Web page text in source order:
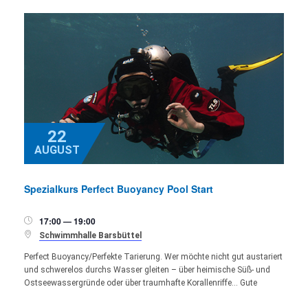
22
AUGUST
Spezialkurs Perfect Buoyancy Pool Start
 17:00 — 19:00
 Schwimmhalle Barsbüttel
Perfect Buoyancy/Perfekte Tarierung. Wer möchte nicht gut austariert
und schwerelos durchs Wasser gleiten – über heimische Süß- und
Ostseewassergründe oder über traumhafte Korallenriffe… Gute